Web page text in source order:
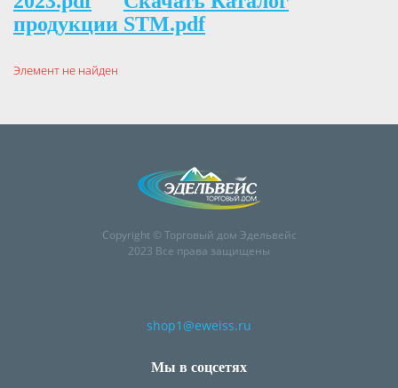
продукции STM.pdf
Элемент не найден
Copyright © Торговый дом Эдельвейс
2023 Все права защищены
shop1@eweiss.ru
Мы в соцсетях